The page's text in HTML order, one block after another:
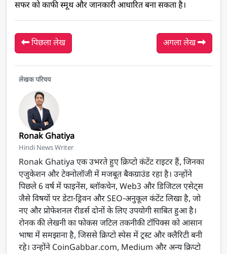
सफर को काफी स्मूथ और जानकारी आधारित बना सकता है।
पिछला लेख अगला लेख
लेखक परिचय
Ronak Ghatiya
Hindi News Writer
Ronak Ghatiya एक उभरते हुए क्रिप्टो कंटेंट राइटर हैं, जिनका
एजुकेशन और टेक्नोलॉजी में मजबूत बैकग्राउंड रहा है। उन्होंने
पिछले 6 वर्ष में फाइनेंस, ब्लॉकचेन, Web3 और डिजिटल एसेट्स
जैसे विषयों पर डेटा-ड्रिवन और SEO-अनुकूल कंटेंट लिखा है, जो
नए और प्रोफेशनल रीडर्स दोनों के लिए उपयोगी साबित हुआ है।
रोनक की लेखनी का फोकस जटिल तकनीकी टॉपिक्स को आसान
भाषा में समझाना है, जिससे क्रिप्टो स्पेस में ट्रस्ट और क्लैरिटी बनी
रहे। उन्होंने CoinGabbar.com, Medium और अन्य क्रिप्टो